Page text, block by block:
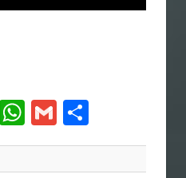
ViberWhatsApp
Gmail